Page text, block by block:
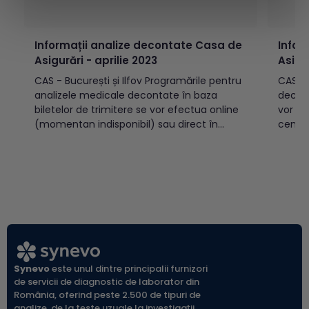
Informații analize decontate Casa de
Asigurări - aprilie 2023
CAS - București și Ilfov Programările pentru
analizele medicale decontate în baza
biletelor de trimitere se vor efectua online
(momentan indisponibil) sau direct în
CAS Programările pentru analizele medicale
vor
Synevoeste unul dintre principalii furnizori
de servicii de diagnostic de laborator din
România, oferind peste 2.500 de tipuri de